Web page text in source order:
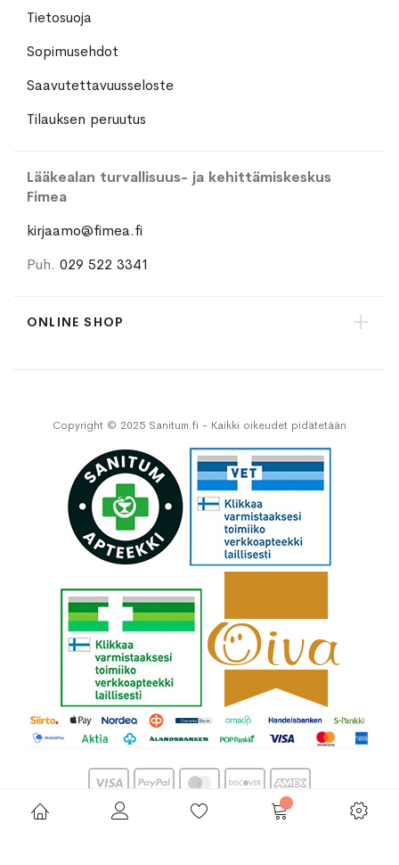
Tietosuoja
Sopimusehdot
Saavutettavuusseloste
Tilauksen peruutus
Lääkealan turvallisuus- ja kehittämiskeskus
Fimea
kirjaamo@fimea.fi
Puh. 029 522 3341
ONLINE SHOP
Copyright © 2025 Sanitum.fi - Kaikki oikeudet pidätetään